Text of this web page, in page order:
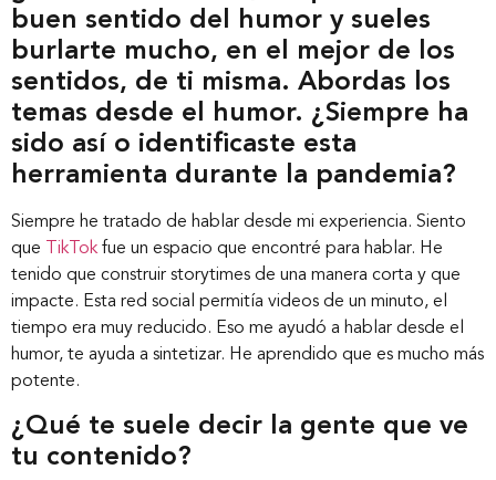
Nuestros clientes
Novedades
Contáctanos
buen sentido del humor y sueles
burlarte mucho, en el mejor de los
sentidos, de ti misma. Abordas los
temas desde el humor. ¿Siempre ha
sido así o identificaste esta
herramienta durante la pandemia?
Siempre he tratado de hablar desde mi experiencia. Siento
que TikTokfue un espacio que encontré para hablar. He
tenido que construir storytimes de una manera corta y que
impacte. Esta red social permitía videos de un minuto, el
tiempo era muy reducido. Eso me ayudó a hablar desde el
humor, te ayuda a sintetizar. He aprendido que es mucho más
potente.
¿Qué te suele decir la gente que ve
tu contenido?